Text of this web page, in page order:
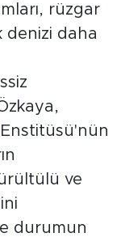
rüzgar
denizi daha
ve
durumun